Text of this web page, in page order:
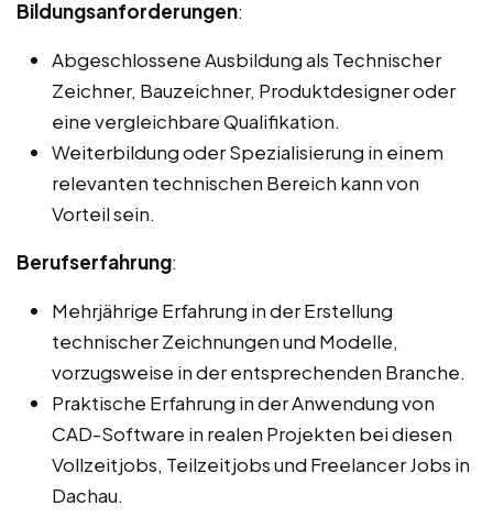
Bildungsanforderungen:
Abgeschlossene Ausbildung als Technischer
Zeichner, Bauzeichner, Produktdesigner oder
eine vergleichbare Qualifikation.
Weiterbildung oder Spezialisierung in einem
relevanten technischen Bereich kann von
Vorteil sein.
Berufserfahrung:
Mehrjährige Erfahrung in der Erstellung
technischer Zeichnungen und Modelle,
vorzugsweise in der entsprechenden Branche.
Praktische Erfahrung in der Anwendung von
CAD-Software in realen Projekten bei diesen
Vollzeitjobs, Teilzeitjobs und Freelancer Jobs in
Dachau.